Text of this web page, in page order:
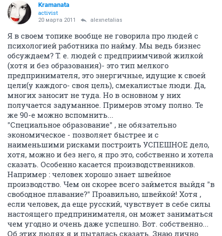
Kramanata
activist
20 марта 2011 alexnetalias
Я в своем топике вообще не говорила про людей с
психологией работника по найму. Мы ведь бизнес
обсуждаем? Т. е. людей с предприимчивой жилкой
(хотя и без образования)- это тип мелкого
предпринимателя, это энергичные, идущие к своей
цели(у каждого- своя цель), смекалистые люди. Да,
многих заносит не туда. Но в основном у них
получается задуманное. Примеров этому полно. Те
же 90-е можно вспомнить...
"Специальное образование" , не обязательно
экономическое - позволяет быстрее и с
наименьшими рисками построить УСПЕШНОЕ дело,
хотя, можно и без него, я про это, собственно и хотела
сказать. Особенно касается производственников.
Например : человек хорошо знает швейное
производство. Чем он скорее всего займется выйдя "в
свободное плавание?" Проавильно, швейкой! Хотя ,
если человек, да еще русский, чувствует в себе силы
настоящего предпринимателя, он может заниматься
чем угодно и очень даже успешно. Вот. собственно...
Об этих людях я и пыталась сказать. Знаю лично